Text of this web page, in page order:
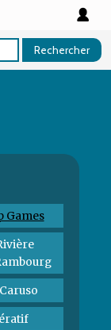
Rechercher
Games